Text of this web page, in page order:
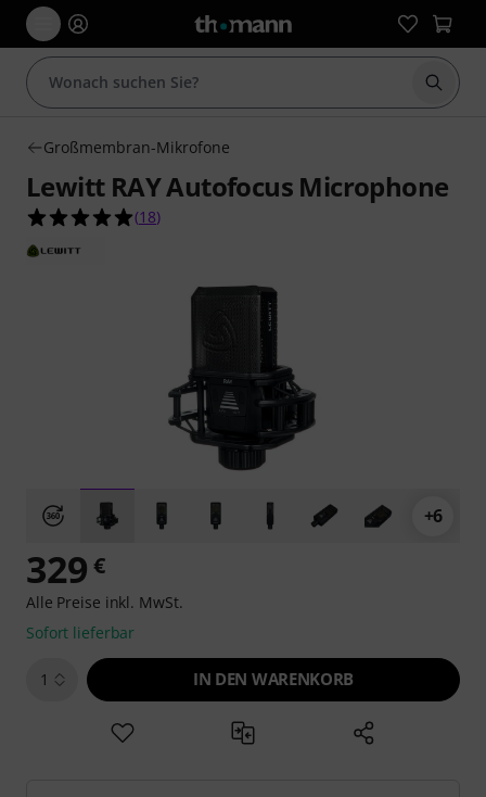
Suche
Großmembran-Mikrofone
Lewitt RAY Autofocus Microphone
4.9 von 5 Sternen aus 18 Kundenbewertungen
(18)
+6
329 €
Alle Preise inkl. MwSt.
Sofort lieferbar
1 IN DEN WARENKORB